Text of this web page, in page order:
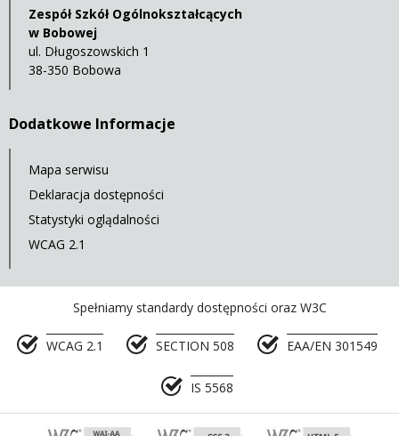
Zespół Szkół Ogólnokształcących
w Bobowej
ul. Długoszowskich 1
38-350 Bobowa
Dodatkowe Informacje
Mapa serwisu
Deklaracja dostępności
Statystyki oglądalności
WCAG 2.1
Spełniamy standardy dostępności oraz W3C
WCAG 2.1 SECTION 508 EAA/EN 301549
IS 5568